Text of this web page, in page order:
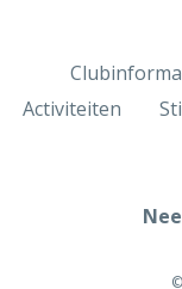
Activiteiten